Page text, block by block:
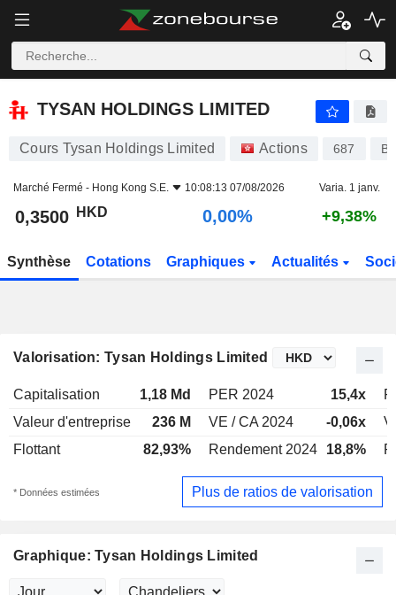
TYSAN HOLDINGS LIMITED
TYSAN HOLDINGS LIMITED
Cours Tysan Holdings Limited Actions 687
Marché Fermé - Hong Kong S.E. 10:08:13 07/08/2026 Varia. 1 janv.
0,3500 HKD 0,00% +9,38%
Synthèse Cotations Graphiques Actualités
Valorisation: Tysan Holdings Limited
Capitalisation 1,18 Md PER 2024 15,4x
Valeur d'entreprise
236 M VE / CA 2024 -0,06x
Flottant
82,93% Rendement 2024 18,8%
* Données estimées Plus de ratios de valorisation
Graphique: Tysan Holdings Limited